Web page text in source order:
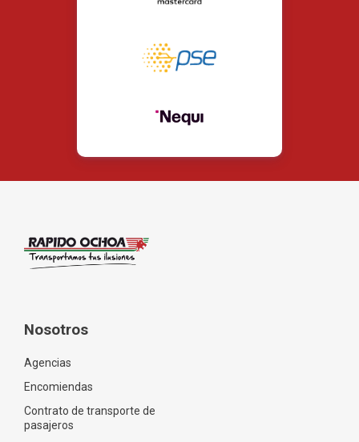
Nosotros
Agencias
Encomiendas
Contrato de transporte de
pasajeros